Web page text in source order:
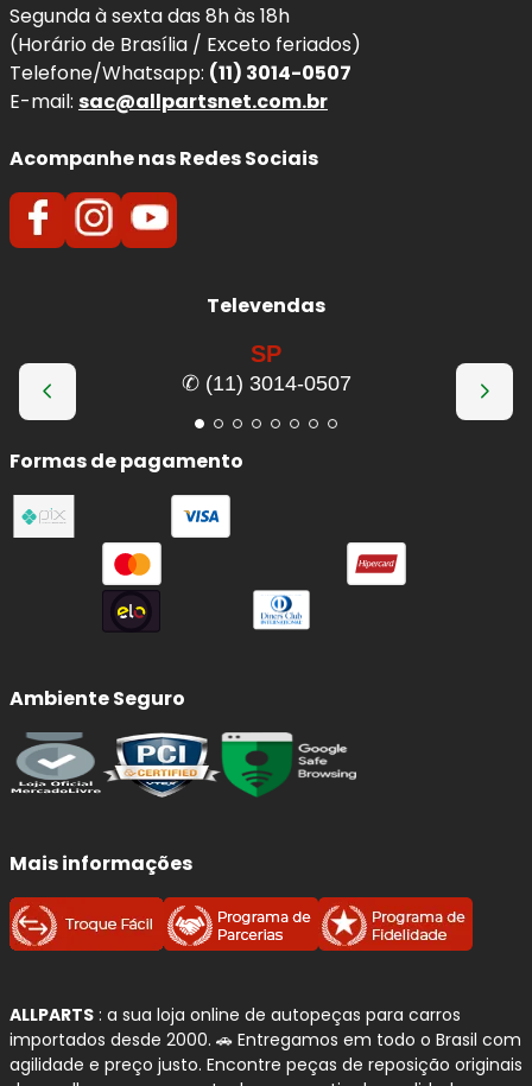
Segunda à sexta das 8h às 18h
(Horário de Brasília / Exceto feriados)
Telefone/Whatsapp: (11) 3014-0507
E-mail: sac@allpartsnet.com.br
Acompanhe nas Redes Sociais
Televendas
SP
✆ (11) 3014-0507
Formas de pagamento
Ambiente Seguro
Mais informações
ALLPARTS : a sua loja online de autopeças para carros
importados desde 2000. 🚗 Entregamos em todo o Brasil com
agilidade e preço justo. Encontre peças de reposição originais